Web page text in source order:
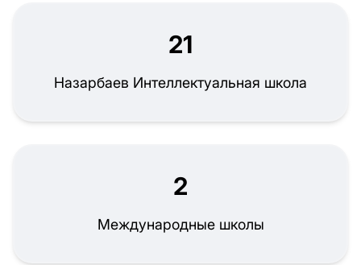
21
Назарбаев Интеллектуальная школа
2
Международные школы